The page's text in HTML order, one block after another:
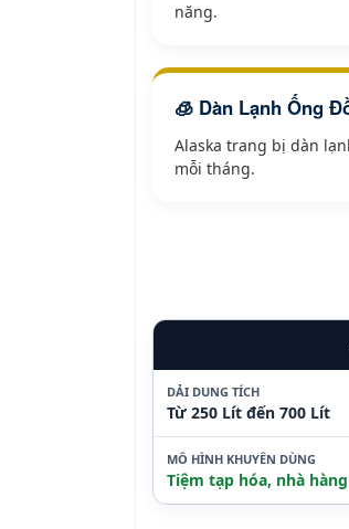
năng.
🧊 Dàn Lạnh Ống
Alaska trang bị dàn
mỗi tháng.
DẢI DUNG TÍCH
Từ 250 Lít đến 700 Lít
MÔ HÌNH KHUYÊN DÙNG
Tiệm tạp hóa, nhà